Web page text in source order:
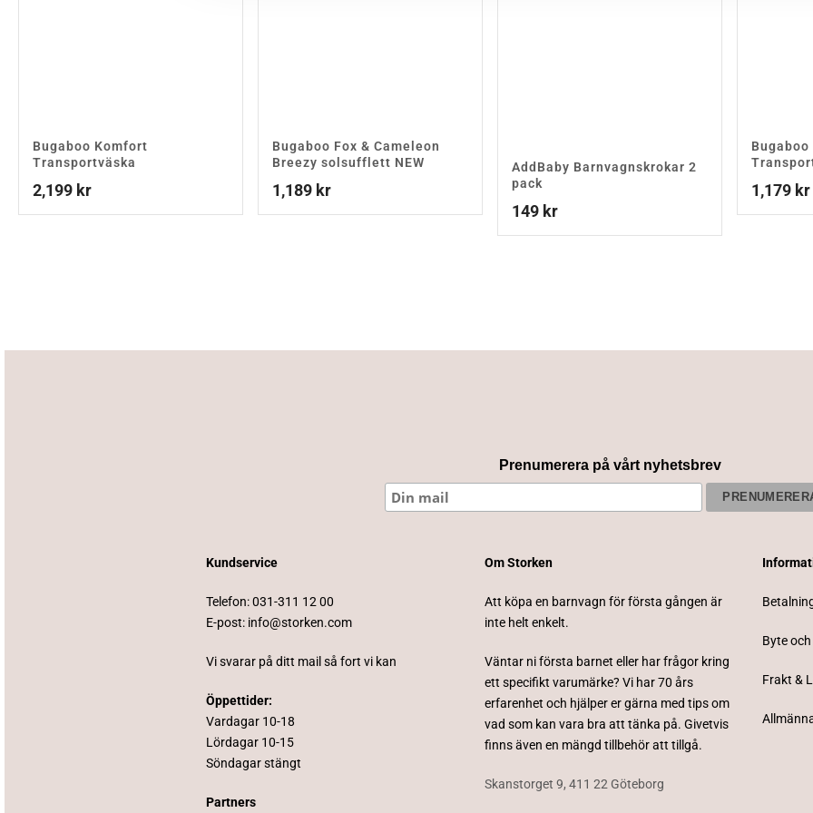
Bugaboo Komfort
Transportväska
2,199 kr
Bugaboo Fox & Cameleon
Breezy solsufflett NEW
1,189 kr
AddBaby Barnvagnskrokar 2
pack
149 kr
1,179 kr
Prenumerera på vårt nyhetsbrev
Kundservice
Telefon:031-311 12 00
E-post: info@storken.com
Vi svarar på ditt mail så fort vi kan
Öppettider:
Vardagar 10-18
Lördagar 10-15
Söndagar stängt
Partners
Om Storken
Att köpa en barnvagn för första gången är
inte helt enkelt.
Väntar ni första barnet eller har frågor kring
ett specifikt varumärke? Vi har 70 års
erfarenhet och hjälper er gärna med tips om
vad som kan vara bra att tänka på. Givetvis
finns även en mängd tillbehör att tillgå.
Skanstorget 9, 411 22 Göteborg
Byte
Frakt &